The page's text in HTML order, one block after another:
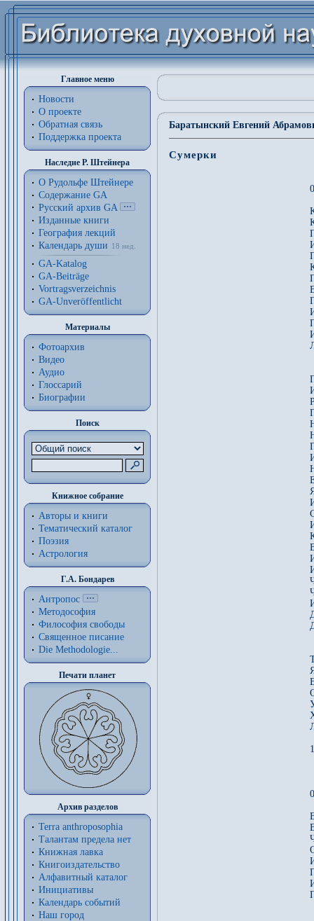
Главное меню
Новости
О проекте
Обратная связь
Поддержка проекта
Наследие Р. Штейнера
О Рудольфе Штейнере
Содержание GA
Русский архив GA
Изданные книги
География лекций
Календарь души
18 нед.
GA-Katalog
GA-Beiträge
Vortragsverzeichnis
GA-Unveröffentlicht
Материалы
Фотоархив
Видео
Аудио
Глоссарий
Биографии
Поиск
Книжное собрание
Авторы и книги
Тематический каталог
Поэзия
Астрология
Г.А. Бондарев
Антропос
Методософия
Философия cвободы
Священное писание
Die Methodologie...
Печати планет
Архив разделов
Terra anthroposophia
Талантам предела нет
Книжная лавка
Книгоиздательство
Алфавитный каталог
Инициативы
Календарь событий
Наш город
Баратынский Евгений
Сумерки